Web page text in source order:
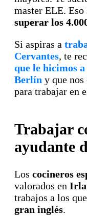
master ELE.
superar los
Si aspiras a
Cervantes, te
que le hicimos
Berlín y que nos
para trabajar en
Trabajar
ayudante
Los cocineros
valorados en
trabajos a los
gran inglés.